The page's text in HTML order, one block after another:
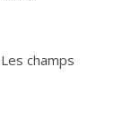
Les champs